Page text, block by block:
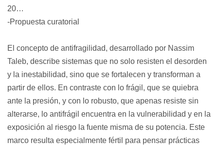
2026.
-Propuesta curatorial
El concepto de antifragilidad, desarrollado por Nassim
Taleb, describe sistemas que no solo resisten el desorden
y la inestabilidad, sino que se fortalecen y transforman a
partir de ellos. En contraste con lo frágil, que se quiebra
ante la presión, y con lo robusto, que apenas resiste sin
alterarse, lo antifrágil encuentra en la vulnerabilidad y en la
exposición al riesgo la fuente misma de su potencia. Este
marco resulta especialmente fértil para pensar prácticas